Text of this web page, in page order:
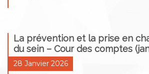
La prévention et la prise en
du sein – Cour des comptes
28 Janvier 2026